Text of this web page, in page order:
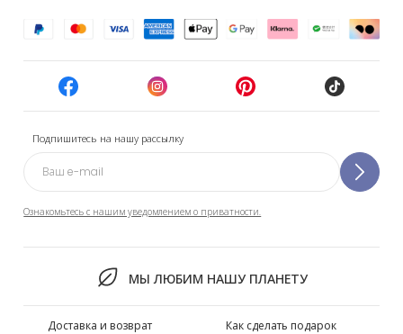
Подпишитесь на нашу рассылку
Ознакомьтесь с нашим уведомлением о приватности.
МЫ ЛЮБИМ НАШУ ПЛАНЕТУ
Доставка и возврат
Как сделать подарок